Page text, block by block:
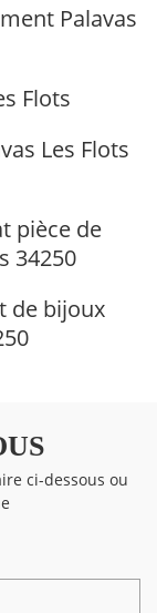
Palavas
Flots
Les Flots
pièce de
34250
de bijoux
ci-dessous ou